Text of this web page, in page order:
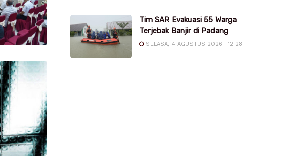
Tim SAR Evakuasi 55 Warga
Terjebak Banjir di Padang
SELASA, 4 AGUSTUS 2026 | 12:28